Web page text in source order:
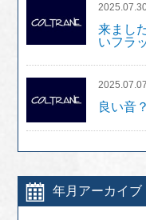
来まし
いフラ
2025.07.07
良い音
年月アーカイブ